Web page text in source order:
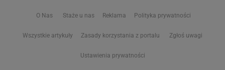
O Nas Staże u nas Reklama Polityka prywatności
Wszystkie artykuły Zasady korzystania z portalu Zgłoś uwagi
Ustawienia prywatności